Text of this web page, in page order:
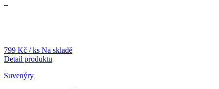
799 Kč / ks Na skladě
Detail produktu
Suvenýry